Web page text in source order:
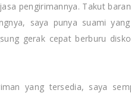
pengirimannya. Takut
saya punya suami yang
gerak cepat berburu
yang tersedia, saya